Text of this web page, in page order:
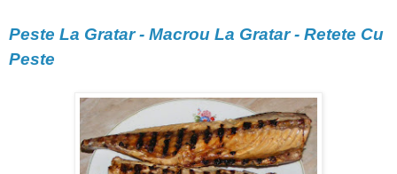
Peste La Gratar - Macrou La Gratar - Retete Cu
Peste